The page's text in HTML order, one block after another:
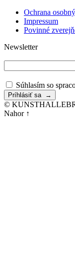
Ochrana
Impressum
Povinné
Newsletter
Súhlasím so
©
Nahor ↑